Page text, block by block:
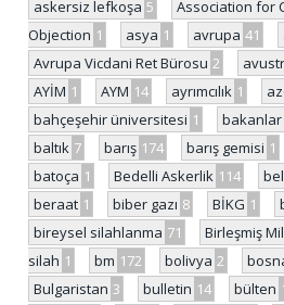
askersiz lefkoşa 5
Association for
Objection 1 asya 1 avrupa 41
Avrupa Vicdani Ret Bürosu 2
AYİM 1 AYM 14 ayrımcılık 1
bahçeşehir üniversitesi 1
baltık 7 barış 174 barış gemisi 1
batoça 1 Bedelli Askerlik 114
beraat 1 biber gazı 8 BİKG 1
bireysel silahlanma 71 Birleşmiş
silah 1 bm 172 bolivya 2
Bulgaristan 3 bulletin 14 bülten